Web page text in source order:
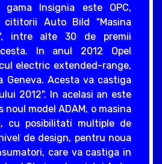
Insignia este OPC,
Auto Bild "Masina
intre alte 30 de premii
In anul 2012 Opel
electric extended-range,
Geneva. Acesta va castiga
2012". In acelasi an este
noul model ADAM, o masina
cu posibilitati multiple de
de design, pentru noua
care va castiga in